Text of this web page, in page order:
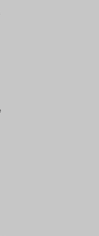
Blog
Blog
Blog
Blog